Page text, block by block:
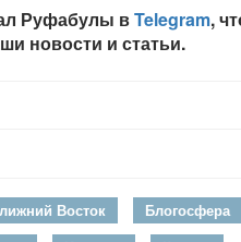
Руфабулы вTelegram,
новости и статьи.
Восток
Блогосфера